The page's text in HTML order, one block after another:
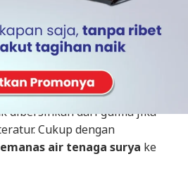
air panas tidak hanya memberi
manusia, tetapi bisa juga
Tanaman di rumah Anda
dibersihkan dari gulma jika
Cukup dengan
air tenaga surya ke